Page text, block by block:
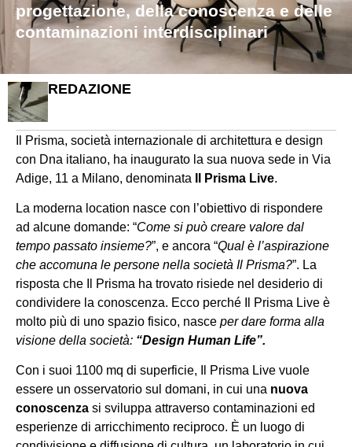
progettazione, della conoscenza e delle
contaminazioni interdisciplinari
REDAZIONE
Il Prisma, società internazionale di architettura e design
con Dna italiano, ha inaugurato la sua nuova sede in Via
Adige, 11 a Milano, denominata Il Prisma Live
La moderna location nasce con l’obiettivo di rispondere
ad alcune domande: “Come si può creare valore dal
tempo passato insieme?”, e ancora “Qual è l’aspirazione
che accomuna le persone nella società Il Prisma?”. La
risposta che Il Prisma ha trovato risiede nel desiderio di
condividere la conoscenza. Ecco perché Il Prisma Live è
molto più di uno spazio fisico, nasce per dare forma alla
visione della società: “Design Human Life”.
Con i suoi 1100 mq di superficie, Il Prisma Live vuole
essere un osservatorio sul domani, in cui una nuova
conoscenza si sviluppa attraverso contaminazioni ed
esperienze di arricchimento reciproco. È un luogo di